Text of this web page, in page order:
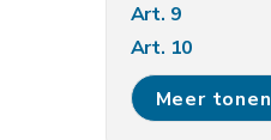
Art. 9
Art. 10
Art. 11
Art. 12
Meer tonen